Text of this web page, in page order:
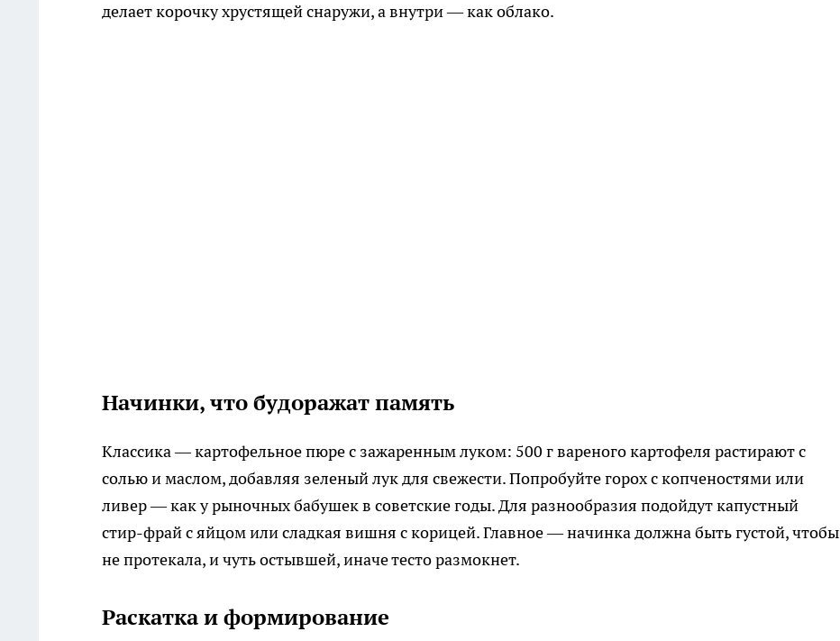
делает корочку хрустящей снаружи, а внутри — как облако.
Начинки, что будоражат память
Классика — картофельное пюре с зажаренным луком: 500 г вареного картофеля растирают с
солью и маслом, добавляя зеленый лук для свежести. Попробуйте горох с копченостями или
ливер — как у рыночных бабушек в советские годы. Для разнообразия подойдут капустный
стир-фрай с яйцом или сладкая вишня с корицей. Главное — начинка должна быть густой, чтобы
не протекала, и чуть остывшей, иначе тесто размокнет.
Раскатка и формирование